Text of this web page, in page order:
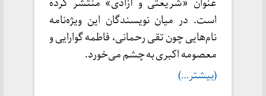
است. در میان نویسندگان این ویژه‌نامه
نام‌هایی چون تقی رحمانی، فاطمه گوارایی و
معصومه اکبری به چشم می‌خورد.
(بیشتر…)